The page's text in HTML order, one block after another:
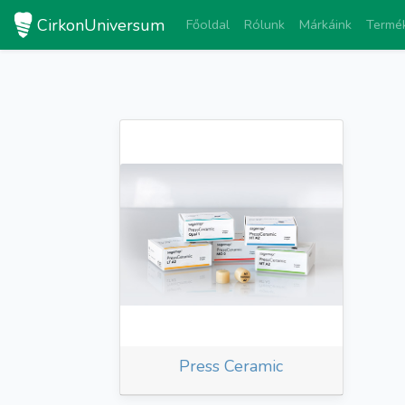
CirkonUniversum Főoldal Rólunk Márkáink
Press Ceramic